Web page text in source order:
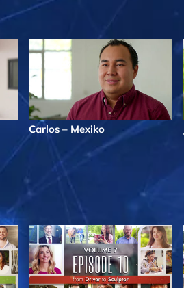
Carlos – Mexiko